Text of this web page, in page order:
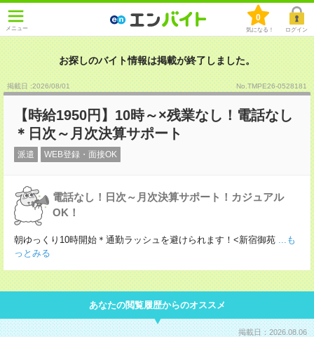
メニュー
0
気になる！ ログイン
お探しのバイト情報は掲載が終了しました。
掲載日 :2026/08/01 No.TMPE26-0528181
【時給1950円】10時～×残業なし！電話なし
＊日次～月次決算サポート
派遣 WEB登録・面接OK
電話なし！日次～月次決算サポート！カジュアル
OK！
朝ゆっくり10時開始＊通勤ラッシュを避けられます！<新宿御苑 ...も
っとみる
あなたの閲覧履歴からのオススメ
掲載日：2026.08.06